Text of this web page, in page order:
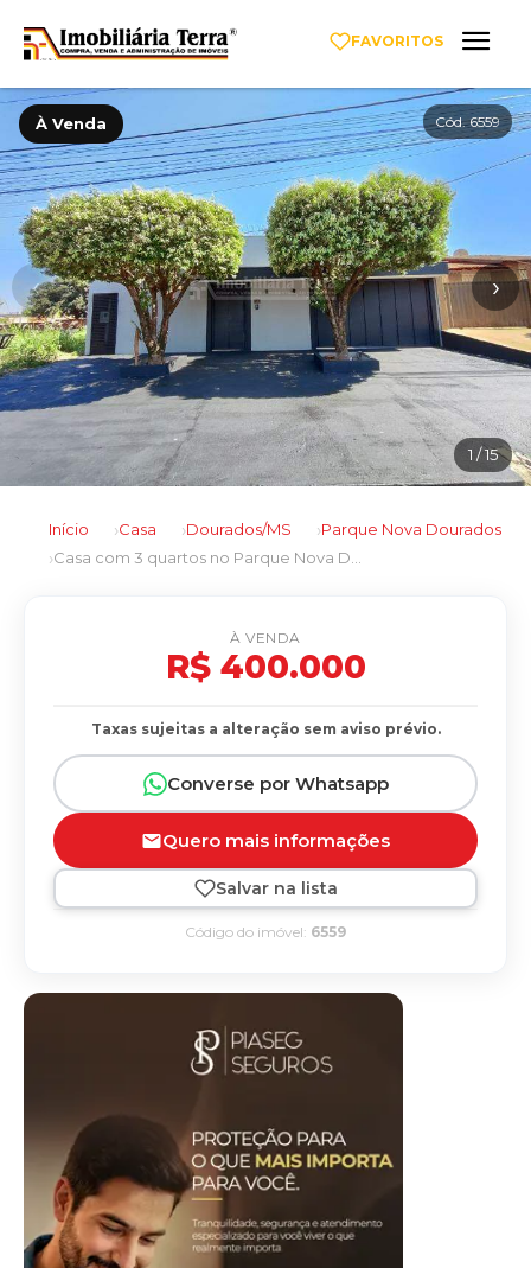
FAVORITOS
À Venda Cód. 6559
‹ ›
1 / 15
Início Casa Dourados/MS
Parque Nova Dourados
À VENDA
R$ 400.000
Taxas sujeitas a alteração sem aviso prévio.
Converse por Whatsapp
Quero mais informações
Salvar na lista
Código do imóvel: 6559